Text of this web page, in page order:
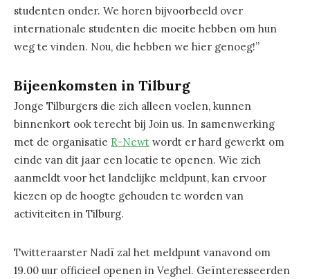
studenten onder. We horen bijvoorbeeld over
internationale studenten die moeite hebben om hun
weg te vinden. Nou, die hebben we hier genoeg!”
Bijeenkomsten in Tilburg
Jonge Tilburgers die zich alleen voelen, kunnen
binnenkort ook terecht bij Join us. In samenwerking
met de organisatie R-Newt wordt er hard gewerkt om
einde van dit jaar een locatie te openen. Wie zich
aanmeldt voor het landelijke meldpunt, kan ervoor
kiezen op de hoogte gehouden te worden van
activiteiten in Tilburg.
Twitteraarster Nadï zal het meldpunt vanavond om
19.00 uur officieel openen in Veghel. Geïnteresseerden